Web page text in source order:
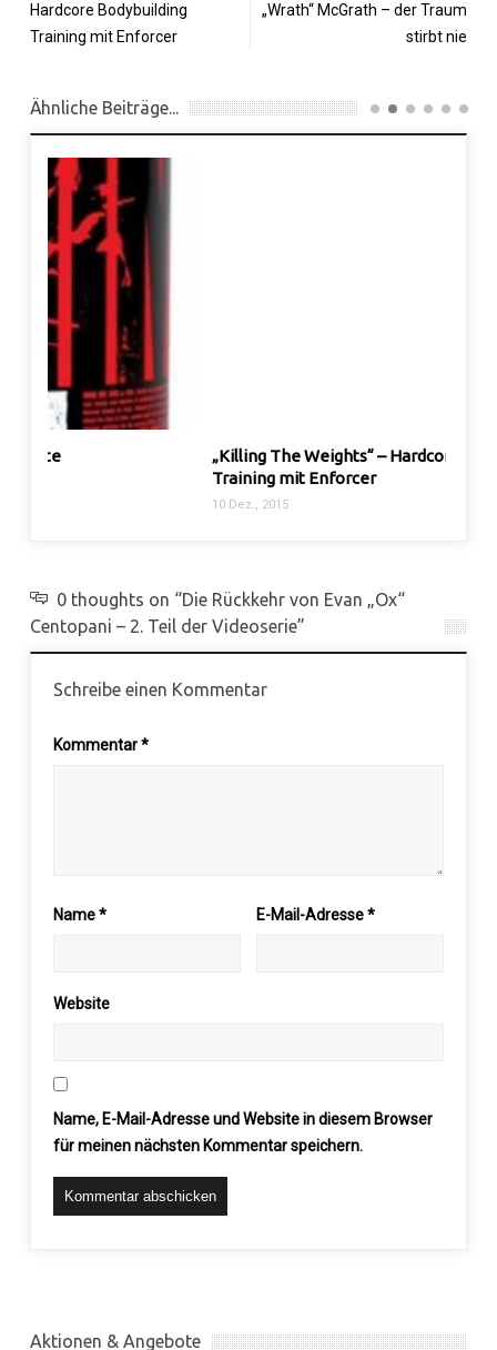
Hardcore Bodybuilding
Training mit Enforcer
„Wrath“ McGrath – der Traum
stirbt nie
Ähnliche Beiträge...
„Killing The Weights“ – Hardcore Bodybuilding
Training mit Enforcer
0 thoughts on “Die Rückkehr von Evan „Ox“
Centopani – 2. Teil der Videoserie”
Schreibe einen Kommentar
Kommentar*
Name* E-Mail-Adresse*
Website
Name, E-Mail-Adresse und Website in diesem Browser
für meinen nächsten Kommentar speichern.
Aktionen & Angebote